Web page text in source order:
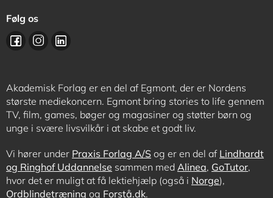
Følg os
Akademisk Forlag er en del af Egmont, der er Nordens
største mediekoncern. Egmont bring stories to life gennem
TV, film, games, bøger og magasiner og støtter børn og
unge i svære livsvilkår i at skabe et godt liv.
Vi hører under Praxis Forlag A/S og er en del af Lindhardt
og Ringhof Uddannelse sammen med Alinea, GoTutor,
hvor det er muligt at få lektiehjælp (også i Norge),
Ordblindetræning og Forstå.dk.